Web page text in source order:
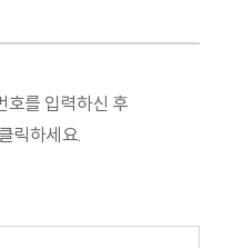
호를 입력하신 후
릭하세요.